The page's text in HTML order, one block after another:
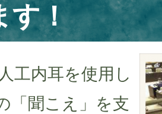
す！
工内耳を使用し
「聞こえ」を支